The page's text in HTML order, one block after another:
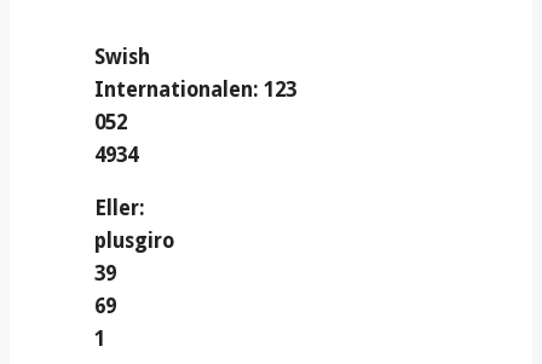
Swish
Internationalen: 123
052
4934
Eller:
plusgiro
39
69
1